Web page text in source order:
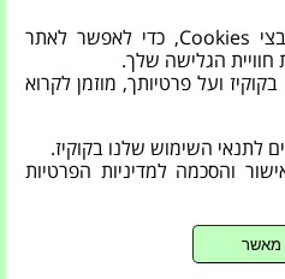
נגישות
|
פרטיות
באתר זה אנו משתמשים בקבצי Cookies, כדי לאפשר לאתר
הגלישה שלך.
ועל פרטיותך, מוזמן לקרוא
השימוש שלנו בקוקיז.
והסכמה למדיניות הפרטיות
מאשר